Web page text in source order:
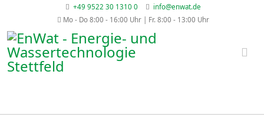
+49 9522 30 1310 0
info@enwat.de
Mo - Do 8:00 - 16:00 Uhr | Fr. 8:00 - 13:00 Uhr